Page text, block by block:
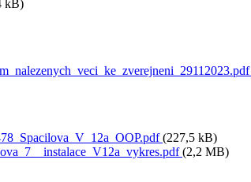
kB)
(227,5 kB)
(2,2 MB)